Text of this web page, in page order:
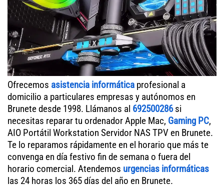
Ofrecemos asistencia informática profesional a
domicilio a particulares empresas y autónomos en
Brunete desde 1998. Llámanos al 692500286si
necesitas reparar tu ordenador Apple Mac, Gaming PC,
AIO Portátil Workstation Servidor NAS TPV en Brunete.
Te lo reparamos rápidamente en el horario que más te
convenga en día festivo fin de semana o fuera del
horario comercial. Atendemos urgencias informáticas
las 24 horas los 365 días del año en Brunete.